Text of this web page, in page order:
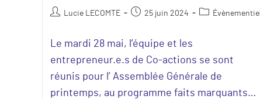
Lucie LECOMTE 25 juin 2024 Évènementiel
Le mardi 28 mai, l’équipe et les
entrepreneur.e.s de Co-actions se sont
réunis pour l’ Assemblée Générale de
printemps, au programme faits marquants…